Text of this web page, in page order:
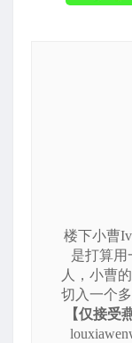
楼下小曹
是打算用
人，小曹
切入一个
【仅接受